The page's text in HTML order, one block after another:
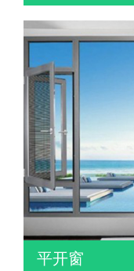
平开窗